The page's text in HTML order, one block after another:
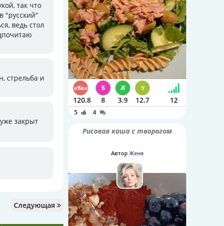
так что
"русский"
ведь стол
стрельба и
закрыт
Следующая
120.8 8 3.9 12.7 12
5 4
Рисовая каша с творогом
Автор Женя